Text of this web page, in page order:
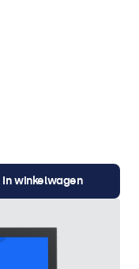
In winkelwagen